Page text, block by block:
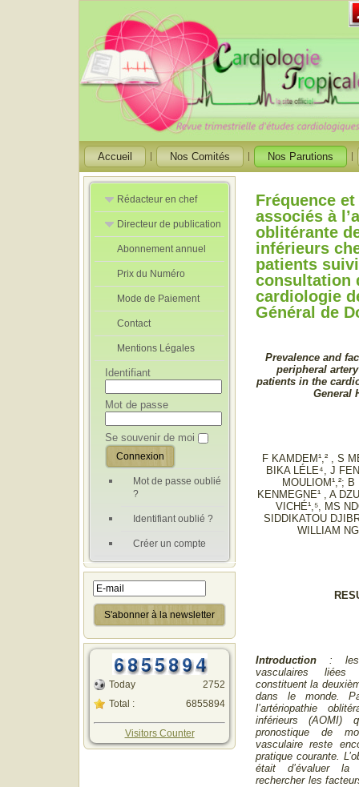
Accueil Nos Comités Nos Parutions
Rédacteur en chef
Rédacteurs en
Chef Adjoint
Directeur de publication
Directeur de
publication
adjoint
Abonnement annuel
Prix du Numéro
Mode de Paiement
Contact
Mentions Légales
Identifiant
Mot de passe
Se souvenir de moi
Mot de passe oublié
?
Identifiant oublié ?
Créer un compte
Today
Total :
2752
6855894
Visitors Counter
Fréquence
associés à
oblitérante
inférieurs
patients
consultation
cardiologie
Général de
Prevalence and
peripheral
patients in the
General
F KAMDEM¹,² , S
BIKA LÉLE⁴, J
MOULIOM¹,²;
KENMEGNE¹ , A
VICHÉ¹,⁵, MS
SIDDIKATOU
WILLIAM
Introduction : les
vasculaires liées
constituent la
dans le monde.
l’artériopathie
inférieurs (AOMI)
pronostique de
vasculaire reste
pratique courante.
était d’évaluer
rechercher les